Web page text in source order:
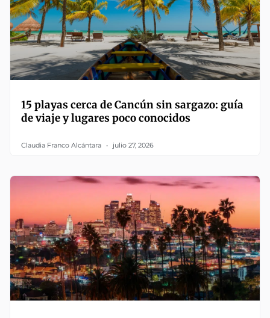
15 playas cerca de Cancún sin sargazo: guía
de viaje y lugares poco conocidos
Claudia Franco Alcántara julio 27, 2026